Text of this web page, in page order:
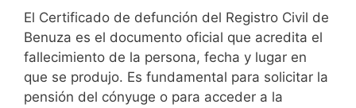
El Certificado de defunción del Registro Civil de
Benuza es el documento oficial que acredita el
fallecimiento de la persona, fecha y lugar en
que se produjo. Es fundamental para solicitar la
pensión del cónyuge o para acceder a la